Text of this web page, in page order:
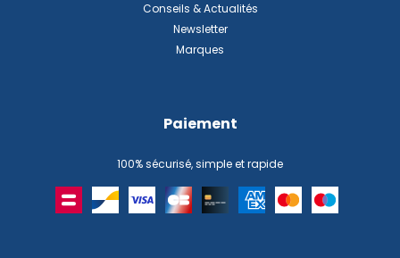
Conseils & Actualités
Newsletter
Marques
Paiement
100% sécurisé, simple et rapide